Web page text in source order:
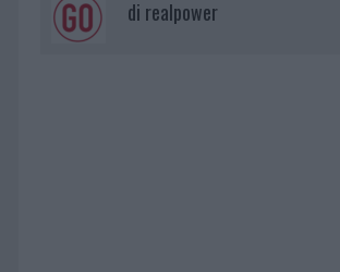
di realpower